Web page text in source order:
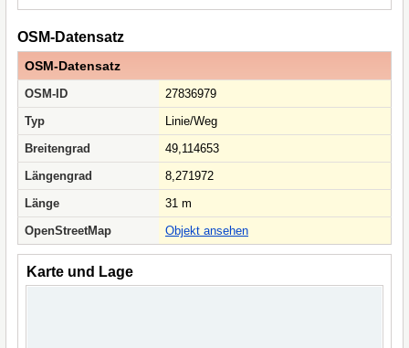
OSM-Datensatz
OSM-Datensatz
OSM-ID
27836979
Typ
Linie/Weg
Breitengrad
49,114653
Längengrad
8,271972
Länge
31 m
OpenStreetMap
Objekt ansehen
Karte und Lage